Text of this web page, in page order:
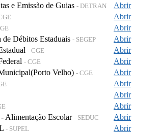
e Emissão de Guias - DETRAN
Abrir
Abrir
Abrir
Débitos Estaduais - SEGEP
Abrir
- CGE
Abrir
- CGE
Abrir
Velho) - CGE
Abrir
Abrir
Abrir
Abrir
Alimentação Escolar - SEDUC
Abrir
- SUPEL
Abrir